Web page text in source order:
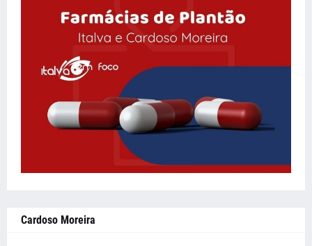
Cardoso Moreira